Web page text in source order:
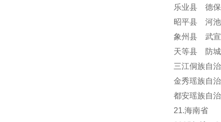
乐业县 德
昭平县 河
象州县 武
天等县 防
三江侗族自
金秀瑶族自
都安瑶族自
21.海南省